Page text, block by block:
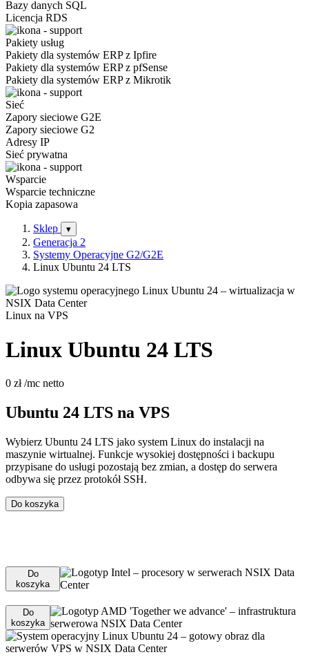
Bazy danych SQL
Licencja RDS
Pakiety usług
Pakiety dla systemów ERP z Ipfire
Pakiety dla systemów ERP z pfSense
Pakiety dla systemów ERP z Mikrotik
Sieć
Zapory sieciowe G2E
Zapory sieciowe G2
Adresy IP
Sieć prywatna
Wsparcie
Wsparcie techniczne
Kopia zapasowa
Sklep ▾
Generacja 2
Systemy Operacyjne G2/G2E
Linux Ubuntu 24 LTS
Linux na VPS
Linux Ubuntu 24 LTS
0 zł /mc netto
Ubuntu 24 LTS na VPS
Wybierz Ubuntu 24 LTS jako system Linux do instalacji na
maszynie wirtualnej. Funkcje wysokiej dostępności i backupu
przypisane do usługi pozostają bez zmian, a dostęp do serwera
odbywa się przez protokół SSH.
Do koszyka
Do
koszyka
Do
koszyka